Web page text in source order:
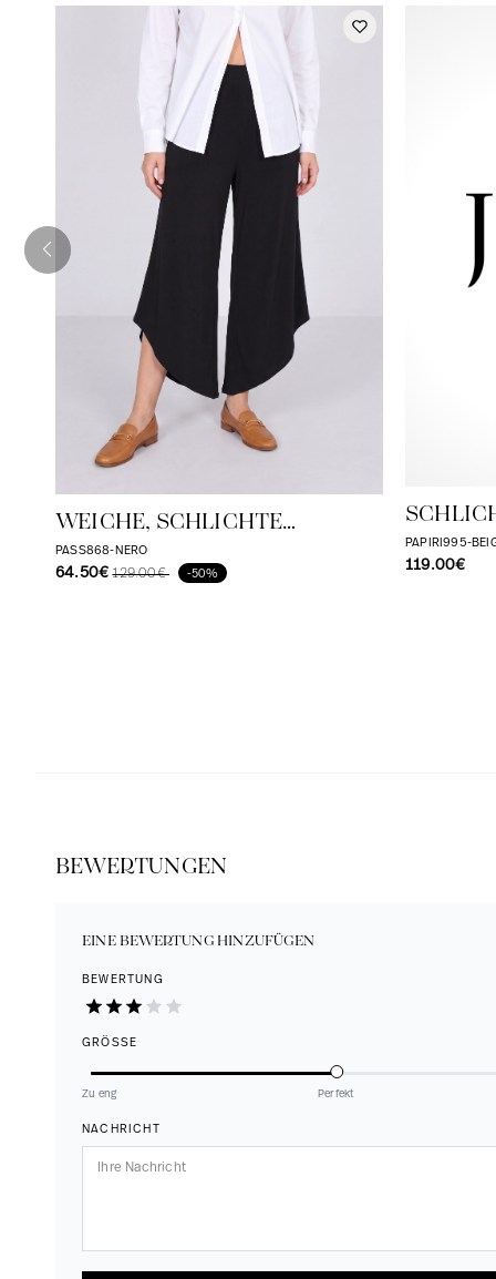
WEICHE, SCHLICHTE
CULOTTES AUS MODAL-
STRICK
PASS868-NERO
64.50€ 129.00€ -50%
PAPIRI995-
119.00€
BEWERTUNGEN
EINE BEWERTUNG HINZUFÜGEN
BEWERTUNG
GRÖSSE
Zu eng Perfekt
NACHRICHT